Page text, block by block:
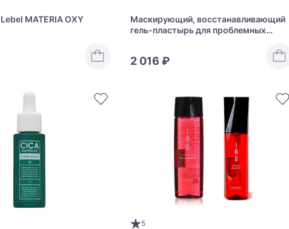
MATERIA OXY
Маскирующий, восстанавливающий
гель-пластырь для проблемных
2 016 ₽
5